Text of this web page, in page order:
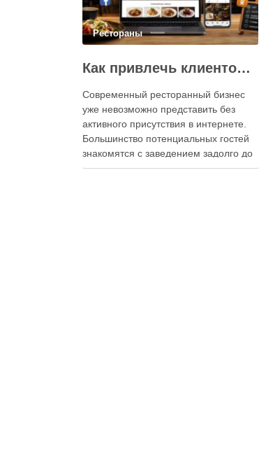
Рестораны
Как привлечь клиентов в ресторан через интернет: каким должен быть сайт и как эффективно использовать социальные сети
Современный ресторанный бизнес
уже невозможно представить без
активного присутствия в интернете.
Большинство потенциальных гостей
знакомятся с заведением задолго до
первого визита: изучают сайт,